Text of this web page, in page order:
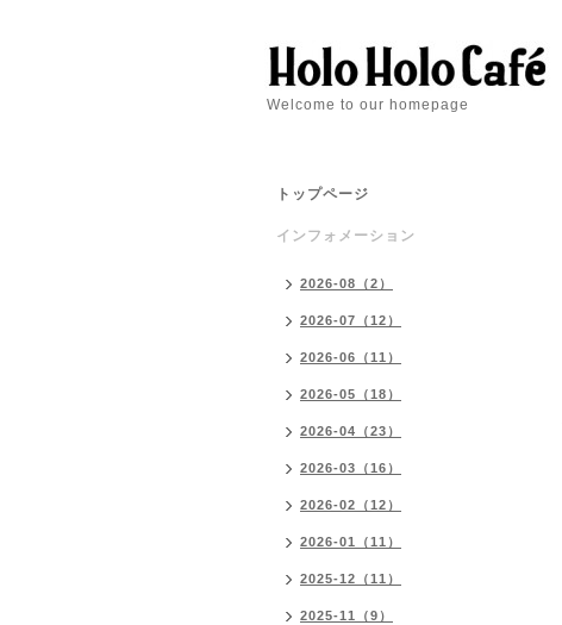
Welcome to our homepage
トップページ
インフォメーション
2026-08（2）
2026-07（12）
2026-06（11）
2026-05（18）
2026-04（23）
2026-03（16）
2026-02（12）
2026-01（11）
2025-12（11）
2025-11（9）